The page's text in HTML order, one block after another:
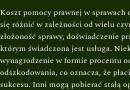
Koszt pomocy prawnej w sprawach
się różnić w zależności od wielu
złożoność sprawy, doświadczenie
którym świadczona jest usługa.
wynagrodzenie w formie procentu
odszkodowania, co oznacza, że
sukcesu. Inni mogą pobierać stałą